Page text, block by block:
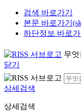
검색 바로가기
본문 바로가기
하단정보 바로가
무
닫기
상세검색
상세검색